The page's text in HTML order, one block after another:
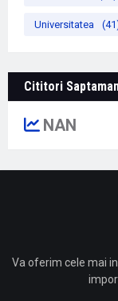
Universitatea
Cititori
NAN
Va oferim cele mai